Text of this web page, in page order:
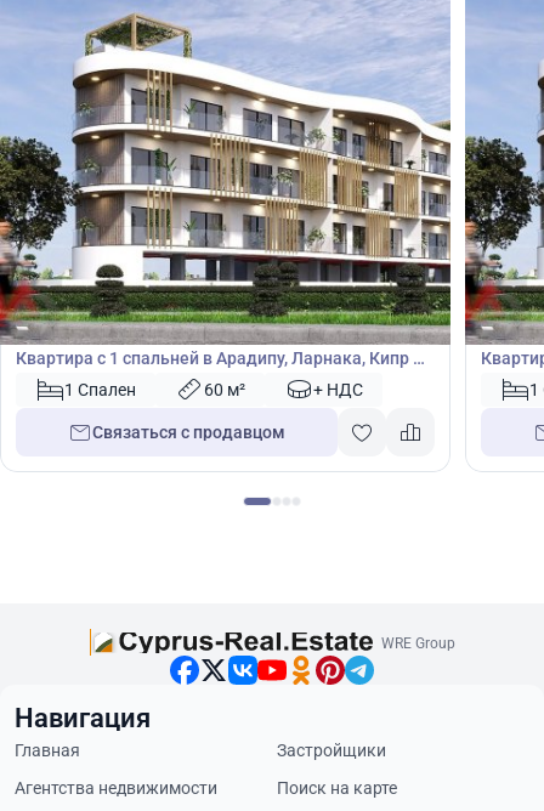
€168 000
Квартира
Квартира с 1 спальней в Арадипу, Ларнака, Кипр №
498511 Спален 60 м² + НДС
Связаться с продавцом
€179
498541
WRE Group
Навигация
Главная
Застройщики
Агентства недвижимости
Поиск на карте